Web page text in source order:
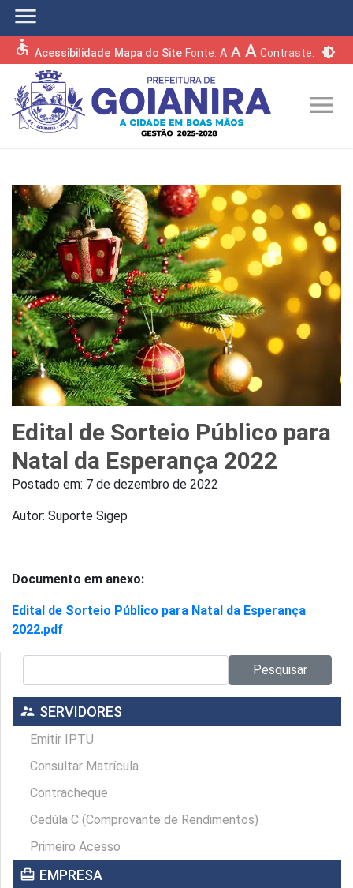
menu
accessible Acessibilidade Mapa do Site Fonte: A A A Contraste: brightness_6
menu
Edital de Sorteio Público para
Natal da Esperança 2022
Postado em: 7 de dezembro de 2022
Autor: Suporte Sigep
Documento em anexo:
Edital de Sorteio Público para Natal da Esperança
2022.pdf
Pesquisar
supervisor_account SERVIDORES
Emitir IPTU
Consultar Matrícula
Contracheque
Cedúla C (Comprovante de Rendimentos)
Primeiro Acesso
card_travel EMPRESA